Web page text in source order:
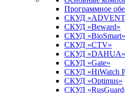
Программное
СКУД
СКУД «Beward»
СКУД «BioSmart»
СКУД «CTV»
СКУД «DAHUA»
СКУД «Gate»
СКУД «HiWatch
СКУД «Optimus»
СКУД